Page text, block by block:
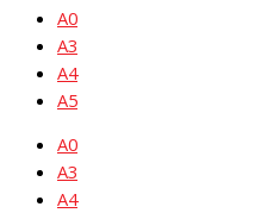
A0
A3
A4
A5
A0
A3
A4